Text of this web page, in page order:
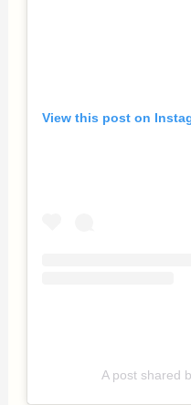
View this post on
A post shared